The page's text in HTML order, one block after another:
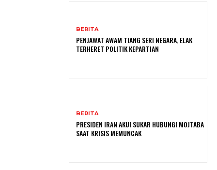
BERITA
PENJAWAT AWAM TIANG SERI NEGARA, ELAK
TERHERET POLITIK KEPARTIAN
BERITA
PRESIDEN IRAN AKUI SUKAR HUBUNGI MOJTABA
SAAT KRISIS MEMUNCAK